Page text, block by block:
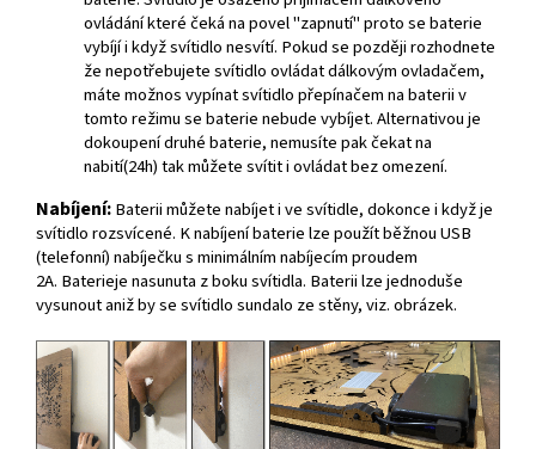
ovládání které čeká na povel "zapnutí" proto se baterie
vybíjí i když svítidlo nesvítí. Pokud se později rozhodnete
že nepotřebujete svítidlo ovládat dálkovým ovladačem,
máte možnos vypínat svítidlo přepínačem na baterii v
tomto režimu se baterie nebude vybíjet. Alternativou je
dokoupení druhé baterie, nemusíte pak čekat na
nabití(24h) tak můžete svítit i ovládat bez omezení.
Nabíjení:Baterii můžete nabíjet i ve svítidle, dokonce i když je
svítidlo rozsvícené. K nabíjení baterie lze použít běžnou USB
(telefonní) nabíječku s minimálním nabíjecím proudem
2A. Baterieje nasunuta z boku svítidla. Baterii lze jednoduše
vysunout aniž by se svítidlo sundalo ze stěny, viz. obrázek.